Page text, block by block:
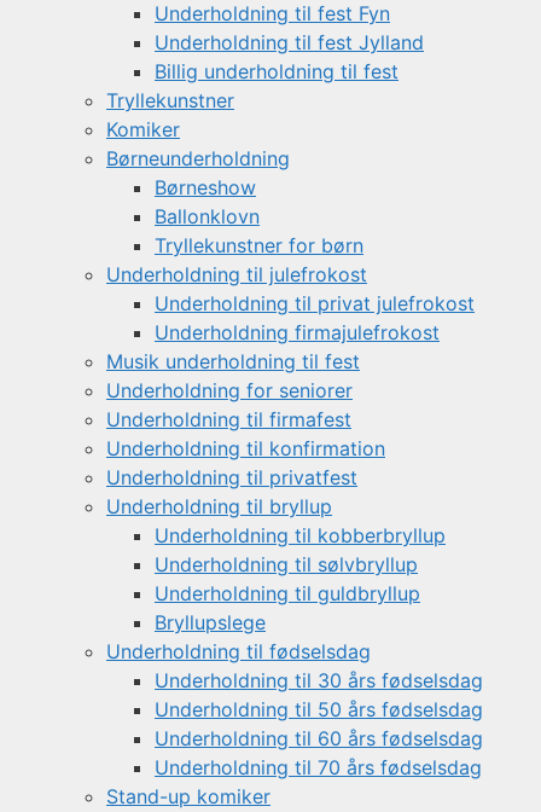
Underholdning til fest Fyn
Underholdning til fest Jylland
Billig underholdning til fest
Tryllekunstner
Komiker
Børneunderholdning
Børneshow
Ballonklovn
Tryllekunstner for børn
Underholdning til julefrokost
Underholdning til privat julefrokost
Underholdning firmajulefrokost
Musik underholdning til fest
Underholdning for seniorer
Underholdning til firmafest
Underholdning til konfirmation
Underholdning til privatfest
Underholdning til bryllup
Underholdning til kobberbryllup
Underholdning til sølvbryllup
Underholdning til guldbryllup
Bryllupslege
Underholdning til fødselsdag
Underholdning til 30 års fødselsdag
Underholdning til 50 års fødselsdag
Underholdning til 60 års fødselsdag
Underholdning til 70 års fødselsdag
Stand-up komiker